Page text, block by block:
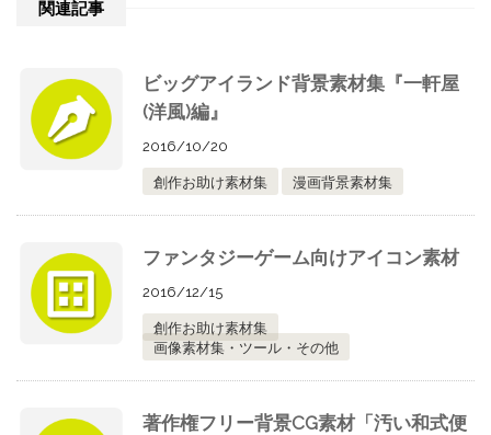
関連記事
ビッグアイランド背景素材集『一軒屋
(洋風)編』
2016/10/20
創作お助け素材集 漫画背景素材集
ファンタジーゲーム向けアイコン素材
2016/12/15
創作お助け素材集
画像素材集・ツール・その他
著作権フリー背景CG素材「汚い和式便